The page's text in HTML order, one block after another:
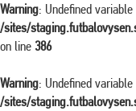
Warning: Undefined
/sites/
on line 386
Warning: Undefined
/sites/